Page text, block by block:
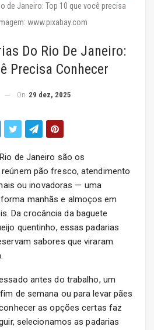
de Janeiro: Top 10 que você precisa
www.pixabay.com
Do Rio De Janeiro:
Precisa Conhecer
On 29 dez, 2025
de Janeiro são os
pão fresco, atendimento
ou inovadoras — uma
manhãs e almoços em
Da crocância da baguete
quentinho, essas padarias
sabores que viraram
antes do trabalho, um
de semana ou para levar pães
as opções certas faz
selecionamos as padarias